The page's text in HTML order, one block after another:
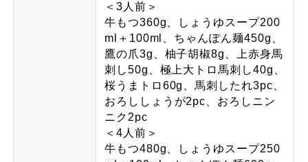
＜3人前＞
牛もつ360g、しょうゆスープ200
ml＋100ml、ちゃんぽん麺450g、
鷹の爪3g、柚子胡椒8g、上赤身馬
刺し50g、極上大トロ馬刺し40g、
桜うまトロ60g、馬刺したれ3pc、
おろししょうが2pc、おろしニン
ニク2pc
＜4人前＞
牛もつ480g、しょうゆスープ250